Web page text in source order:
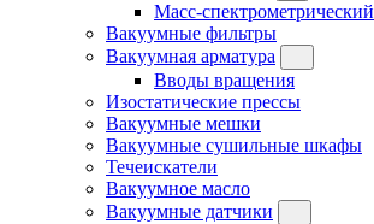
Масс-спектрометрический
Вакуумные фильтры
Вакуумная арматура
Вводы вращения
Изостатические прессы
Вакуумные мешки
Вакуумные сушильные шкафы
Течеискатели
Вакуумное масло
Вакуумные датчики